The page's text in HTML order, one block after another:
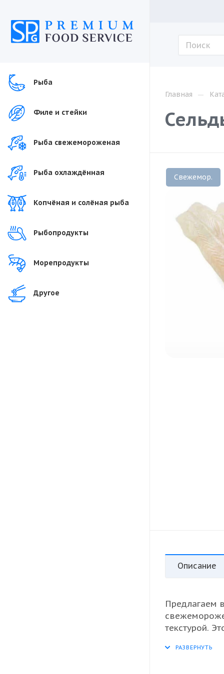
Рыба
Филе и стейки
Рыба свежемороженая
Рыба охлаждённая
Копчёная и солёная рыба
Рыбопродукты
Морепродукты
Другое
Главная —
Свежемор.
Описание
Предлагаем
текстурой.
лучшие